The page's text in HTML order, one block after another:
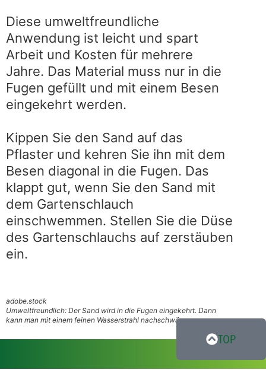
Diese umweltfreundliche
Anwendung ist leicht und spart
Arbeit und Kosten für mehrere
Jahre. Das Material muss nur in die
Fugen gefüllt und mit einem Besen
eingekehrt werden.
Kippen Sie den Sand auf das
Pflaster und kehren Sie ihn mit dem
Besen diagonal in die Fugen. Das
klappt gut, wenn Sie den Sand mit
dem Gartenschlauch
einschwemmen. Stellen Sie die Düse
des Gartenschlauchs auf zerstäuben
ein.
adobe.stock
Umweltfreundlich: Der Sand wird in die Fugen eingekehrt. Dann
kann man mit einem feinen Wasserstrahl nachschwämmen.
TOP